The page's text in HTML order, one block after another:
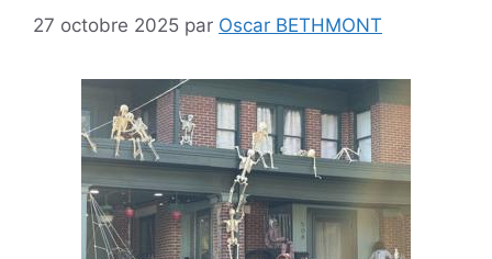
27 octobre 2025 par Oscar BETHMONT